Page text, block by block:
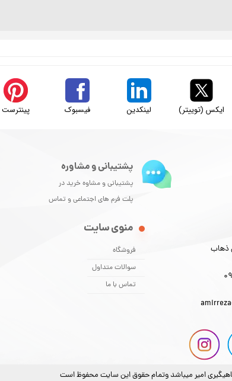
ایکس (توییتر) لینکدین فیسبوک پینترست
امیر میباشد وتمام حقوق این سایت محفوظ است
منوی سایت
فروشگاه
سوالات متداول
تماس با ما
ذهاب
پشتیبانی و مشاوره
پشتیبانی و مشاوه خرید در
پلت فرم های اجتماعی و تماس